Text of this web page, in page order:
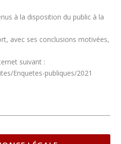
à la disposition du public à la
avec ses conclusions motivées,
suivant :
Enquetes-publiques/2021